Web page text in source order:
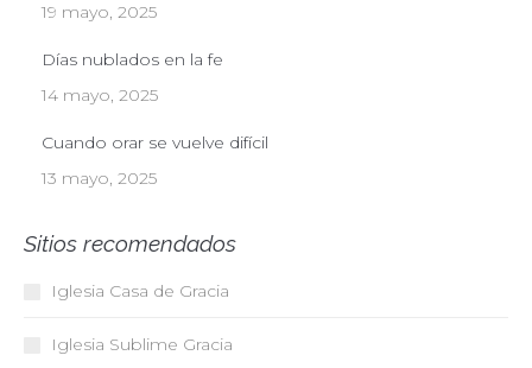
19 mayo, 2025
Días nublados en la fe
14 mayo, 2025
Cuando orar se vuelve difícil
13 mayo, 2025
Sitios recomendados
Iglesia Casa de Gracia
Iglesia Sublime Gracia